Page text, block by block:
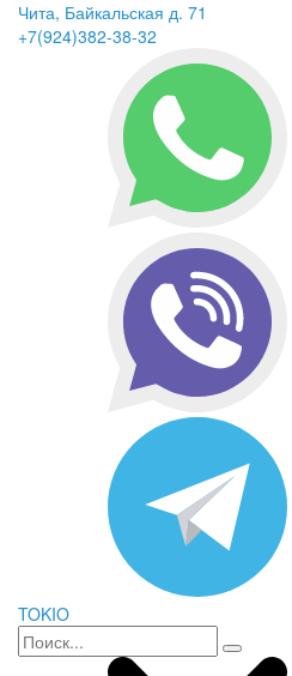
Чита, Байкальская д. 71
+7(924)382-38-32
TOKIO